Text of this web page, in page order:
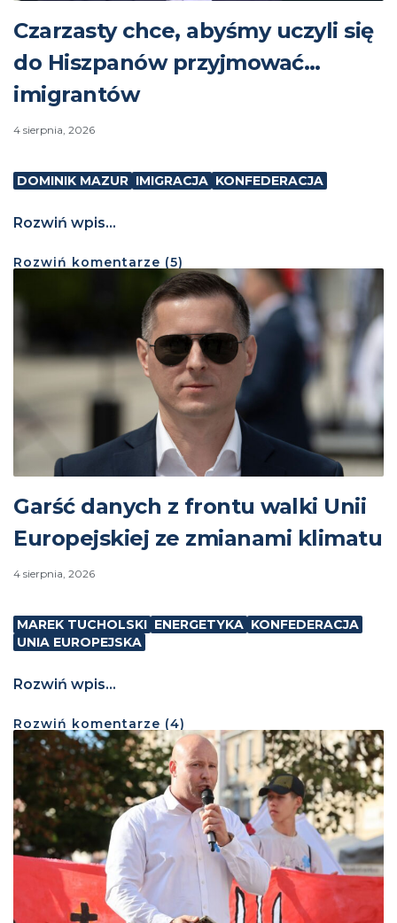
Czarzasty chce, abyśmy uczyli się
do Hiszpanów przyjmować…
imigrantów
4 sierpnia, 2026
DOMINIK MAZUR IMIGRACJA KONFEDERACJA
Rozwiń wpis...
Rozwiń komentarze (5)
Garść danych z frontu walki Unii
Europejskiej ze zmianami klimatu
4 sierpnia, 2026
MAREK TUCHOLSKI ENERGETYKA KONFEDERACJA
UNIA EUROPEJSKA
Rozwiń wpis...
Rozwiń komentarze (4)